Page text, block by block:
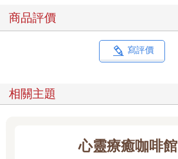
商品評價
寫評價
相關主題
心靈療癒咖啡館